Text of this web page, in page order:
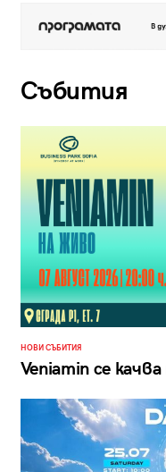
Събития
НОВИ СЪБИТИЯ
Veniamin се